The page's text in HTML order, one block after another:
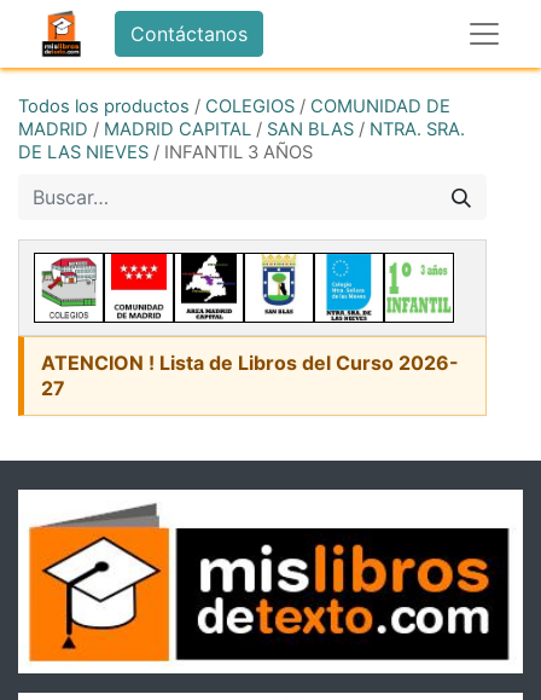
Contáctanos
Todos los productos / COLEGIOS / COMUNIDAD DE
MADRID / MADRID CAPITAL / SAN BLAS / NTRA. SRA.
DE LAS NIEVES / INFANTIL 3 AÑOS
ATENCION ! Lista de Libros del Curso 2026-
27